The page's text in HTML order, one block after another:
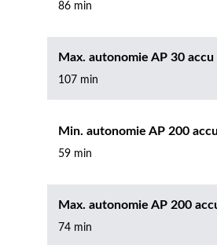
86 min
Max. autonomie AP 30 accu
107 min
Min. autonomie AP 200 accu
59 min
Max. autonomie AP 200
74 min